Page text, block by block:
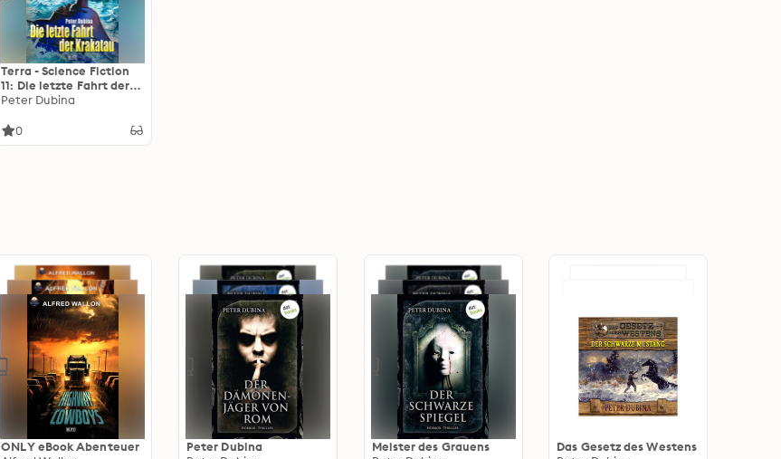
Terra - Science Fiction
11: Die letzte Fahrt der
Krakatau
Peter Dubina
0
ONLY eBook Abenteuer
Peter Dubina
Meister des Grauens
Das Gesetz des Westens